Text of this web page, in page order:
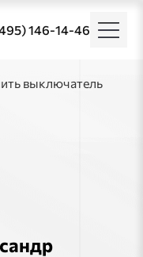
146-14-46
выключатель